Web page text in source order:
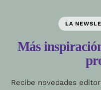
LA
Más
Recibe novedades